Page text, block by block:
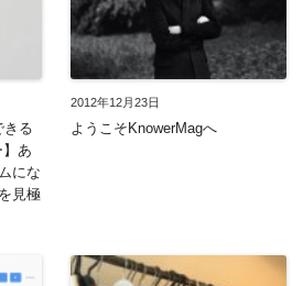
きる
あ
にな
見極
2012年12月23日
ようこそKnowerMagへ